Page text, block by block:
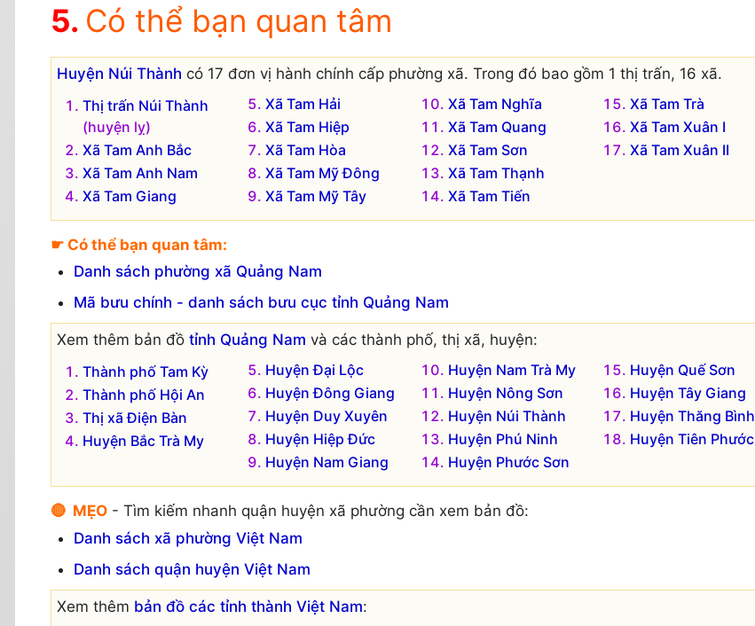
Có thể bạn quan tâm
Huyện Núi Thành có 17 đơn vị hành chính cấp phường xã. Trong đó bao gồm 1 thị trấn, 16 xã.
Thị trấn Núi Thành
(huyện lỵ)
Xã Tam Anh Bắc
Xã Tam Anh Nam
Xã Tam Giang
Xã Tam Hải
Xã Tam Hiệp
Xã Tam Hòa
Xã Tam Mỹ Đông
Xã Tam Mỹ Tây
Xã Tam Nghĩa
Xã Tam Quang
Xã Tam Sơn
Xã Tam Thạnh
Xã Tam Tiến
Xã Tam Trà
Xã Tam Xuân I
Xã Tam Xuân II
☛ Có thể bạn quan tâm:
Danh sách phường xã Quảng Nam
Mã bưu chính - danh sách bưu cục tỉnh Quảng Nam
Xem thêm bản đồ tỉnh Quảng Nam và các thành phố, thị xã, huyện:
Thành phố Tam Kỳ
Thành phố Hội An
Thị xã Điện Bàn
Huyện Bắc Trà My
Huyện Đại Lộc
Huyện Đông Giang
Huyện Duy Xuyên
Huyện Hiệp Đức
Huyện Nam Giang
Huyện Nam Trà My
Huyện Nông Sơn
Huyện Núi Thành
Huyện Phú Ninh
Huyện Phước Sơn
Huyện Quế Sơn
Huyện Tây Giang
Huyện Thăng Bình
Huyện Tiên Phước
🔴 MẸO - Tìm kiếm nhanh quận huyện xã phường cần xem bản đồ:
Danh sách xã phường Việt Nam
Danh sách quận huyện Việt Nam
Xem thêm bản đồ các tỉnh thành Việt Nam: